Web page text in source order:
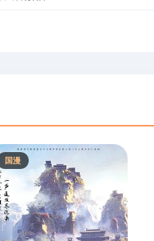
国漫